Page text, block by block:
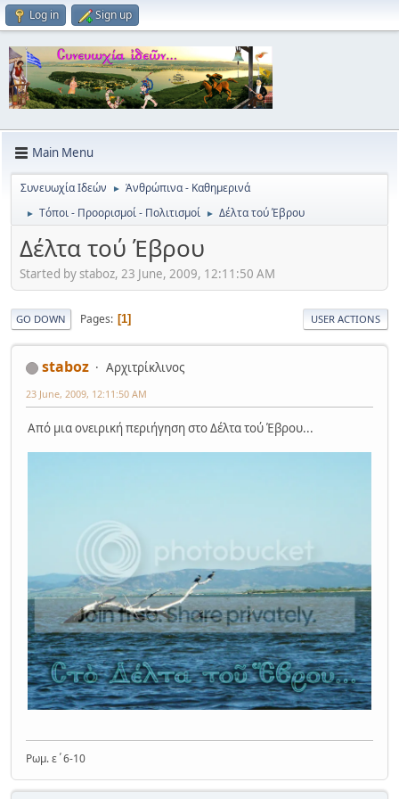
Log in Sign up
Main Menu
Συνευωχία Ιδεών ► Ἀνθρώπινα - Καθημερινά
► Tόποι - Προορισμοί - Πολιτισμοί ► Δέλτα τού Έβρου
Δέλτα τού Έβρου
Started by staboz, 23 June, 2009, 12:11:50 AM
GO DOWN Pages 1 USER ACTIONS
staboz Αρχιτρίκλινος
23 June, 2009, 12:11:50 AM
Από μια ονειρική περιήγηση στο Δέλτα τού Έβρου...
Ρωμ. ε΄6-10